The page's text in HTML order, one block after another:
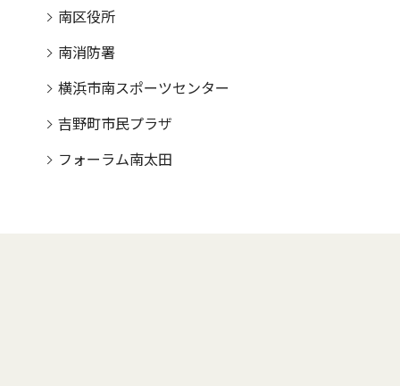
南区役所
南消防署
横浜市南スポーツセンター
吉野町市民プラザ
フォーラム南太田